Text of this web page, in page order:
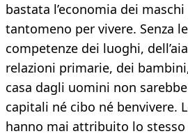
bastata l’economia dei
tantomeno per vivere. Senza
competenze dei luoghi,
relazioni primarie, dei
casa dagli uomini non
capitali né cibo né benvivere.
hanno mai attribuito lo stesso